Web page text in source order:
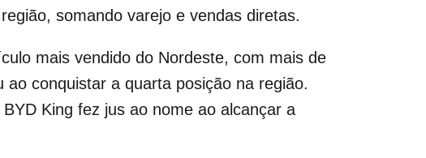
somando varejo e vendas diretas.
mais vendido do Nordeste, com mais de
conquistar a quarta posição na região.
King fez jus ao nome ao alcançar a